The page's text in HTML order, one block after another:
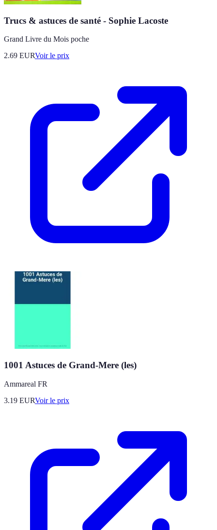
Trucs & astuces de santé - Sophie Lacoste
Grand Livre du Mois poche
2.69 EURVoir le prix
1001 Astuces de Grand-Mere (les)
Ammareal FR
3.19 EURVoir le prix